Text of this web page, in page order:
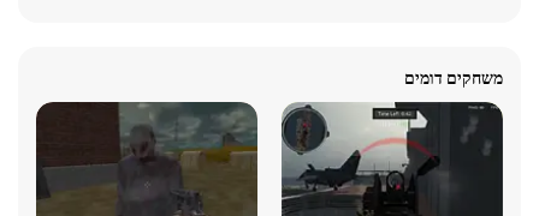
משחקים דומים